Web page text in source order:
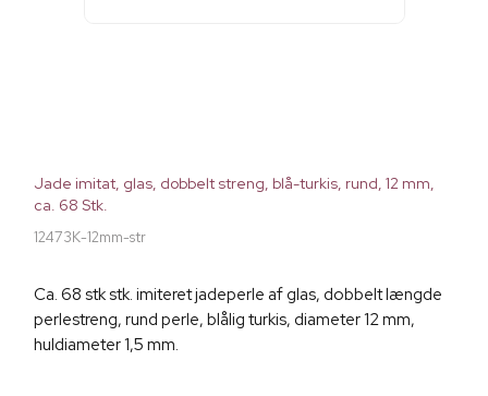
Jade imitat, glas, dobbelt streng, blå-turkis, rund, 12 mm,
ca. 68 Stk.
12473K-12mm-str
Ca. 68 stk stk. imiteret jadeperle af glas, dobbelt længde
perlestreng, rund perle, blålig turkis, diameter 12 mm,
huldiameter 1,5 mm.